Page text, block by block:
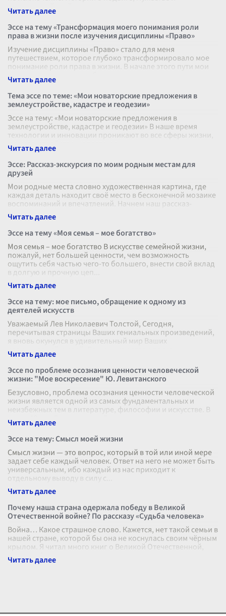
невероятной стойкости передавались в н
Эссе на тему «Трансформация моего понимания роли
права в жизни после изучения дисциплины «Право»
Изучение дисциплины «Право» стало для меня
путешествием, которое глубоко трансформировало мое
понимание роли права в жизни. В начале этого пути мои
представления о праве были весьм
Тема эссе по теме: «Мои новаторские предложения в
землеустройстве, кадастре и геодезии»
Эссе на тему: «Мои новаторские предложения в
землеустройстве, кадастре и геодезии» В наше время
технологии и инновации проникают во все сферы жизни,
и землеустройство, кадастр и г
Эссе: Рассказ-экскурсия по моим родным местам для
друзей
Мои родные места словно художественная картина, где
каждая деталь находит своё место в бесконечной мозаике
воспоминаний и впечатлений. Начнем наш рассказ-
экскурсию с центра города,
Эссе на тему «Моя семья – мое богатство»
Моя семья – мое богатство В искусстве семейной жизни,
пожалуй, нет большей ценности, чем возможность
ощутить себя частью чего-то большего, внести свой вклад
в долгую и прочную цеп
Эссе на тему: мое письмо, обращение к одному из
деятелей искусств
Уважаемый Лев Николаевич Толстой, Сегодня,
перечитывая страницы Ваших гениальных произведений,
я вновь окунулся в удивительный мир Ваших
размышлений и идей. Ваши книги стали для м
Эссе по проблеме осознания ценности человеческой
жизни: "Мое воскресение" Ю. Левитанского
Безусловно, проблема осознания ценности человеческой
жизни является одной из самых фундаментальных и
неизбежных тем в литературе, философии и искусстве. В
поэме Юрия Левитанского "
Эссе на тему: Смысл моей жизни
Смысл жизни — это вопрос, который в той или иной мере
задает себе каждый человек. Ответ на него не может быть
универсальным, ибо каждый из нас приходит к
отдельному выводу в силу с
Почему наша страна одержала победу в Великой
Отечественной войне? По рассказу «Судьба человека»
Война… Какое страшное слово. Кажется, нет такой семьи в
нашей стране, которой бы она не коснулась своим чёрным
крылом. Я читал много книг о Великой Отечественной,
смотрел фильмы, н